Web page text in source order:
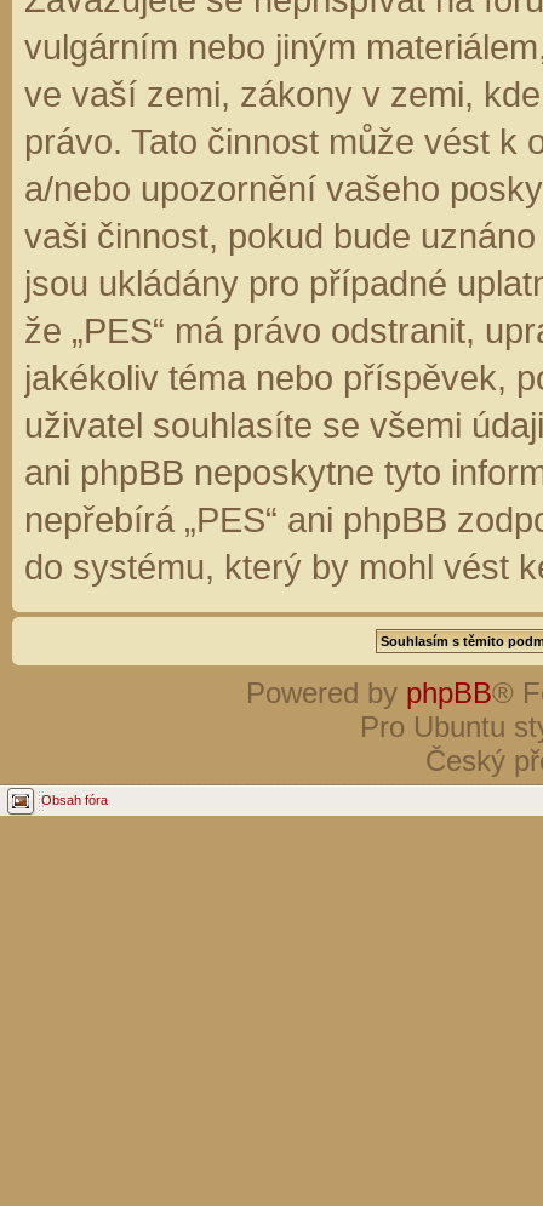
vulgárním nebo jiným
ve vaší zemi, zákony v zemi,
právo. Tato činnost může vést k
a/nebo upozornění vašeho
vaši činnost, pokud bude
jsou ukládány pro případné
že „PES“ má právo odstranit,
jakékoliv téma nebo příspěvek,
uživatel souhlasíte se všemi
ani phpBB neposkytne tyto
nepřebírá „PES“ ani phpBB
do systému, který by mohl vést
Powered by phpBB®
Pro Ubuntu
Český
Obsah fóra